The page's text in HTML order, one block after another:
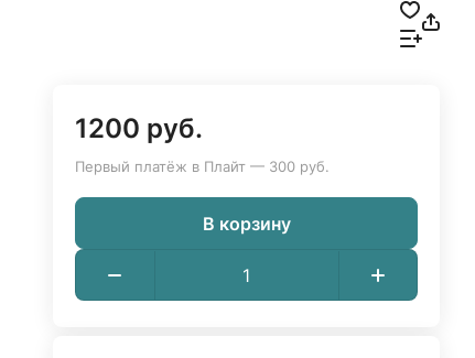
1200 руб.
Первый платёж в Плайт — 300 руб.
В корзину